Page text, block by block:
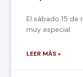
El sábado 15 de
muy especial:
LEER MÁS »